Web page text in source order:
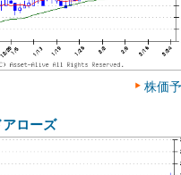
株価
ローズ